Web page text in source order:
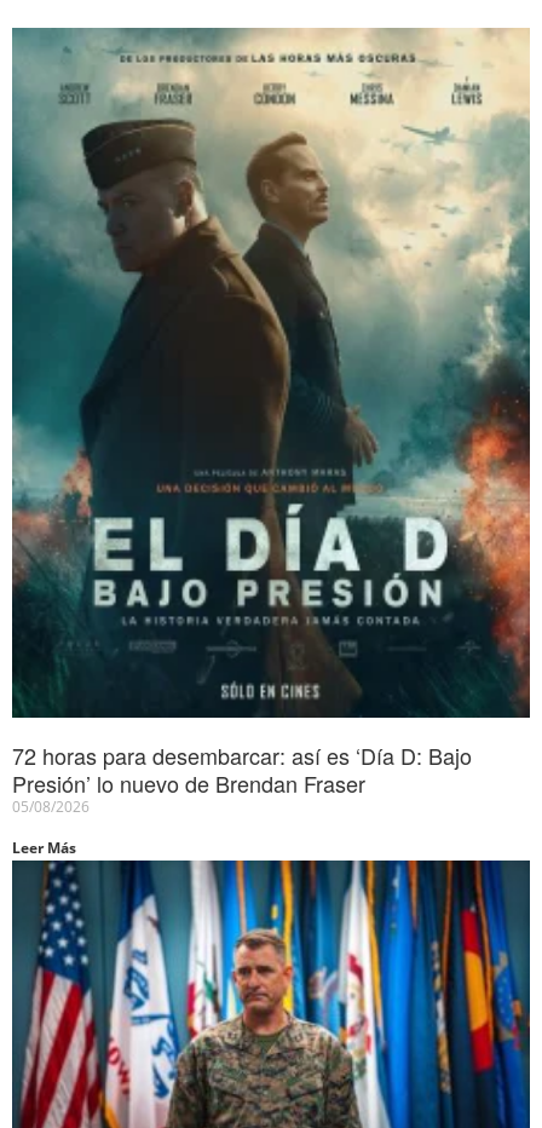
72 horas para desembarcar: así es ‘Día D: Bajo
Presión’ lo nuevo de Brendan Fraser
05/08/2026
Leer Más